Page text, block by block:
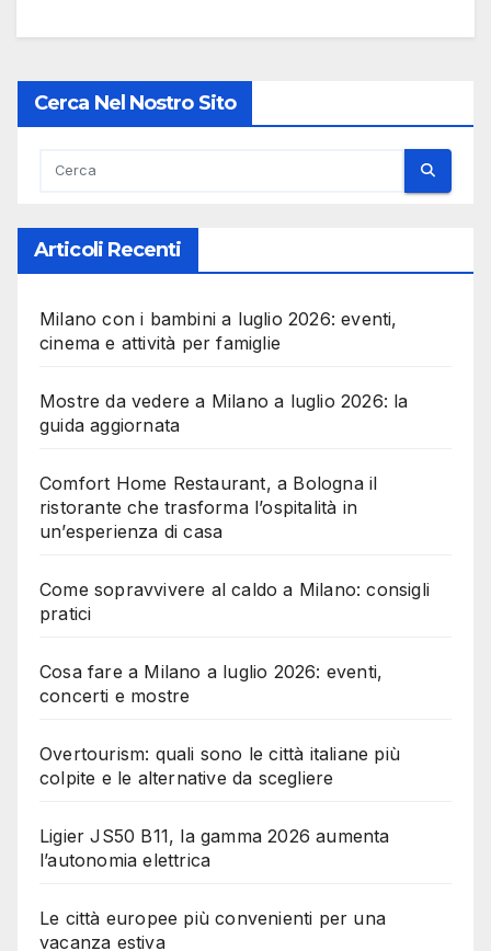
Cerca Nel Nostro Sito
Articoli Recenti
Milano con i bambini a luglio 2026: eventi,
cinema e attività per famiglie
Mostre da vedere a Milano a luglio 2026: la
guida aggiornata
Comfort Home Restaurant, a Bologna il
ristorante che trasforma l’ospitalità in
un’esperienza di casa
Come sopravvivere al caldo a Milano: consigli
pratici
Cosa fare a Milano a luglio 2026: eventi,
concerti e mostre
Overtourism: quali sono le città italiane più
colpite e le alternative da scegliere
Ligier JS50 B11, la gamma 2026 aumenta
l’autonomia elettrica
Le città europee più convenienti per una
vacanza estiva